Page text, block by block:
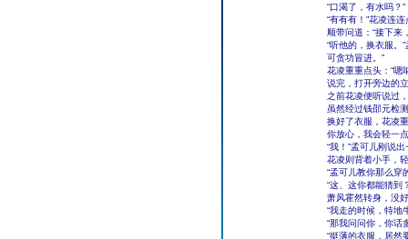
“口渴了，有水吗？”
“有有有！”花凌连
顺带问道：“接下来
“听他的，换衣服。
可贪功冒进。”
花凌重重点头：“嗯
说完，打开旁边的
之前花凌便听说过
虽然经过钱邵元检
换好了衣服，花凌
你放心，我会轻一
“我！”孟可儿刚说
花凌则背着小手，
“孟可儿教你那么穿
“这、这你都能猜到
萧风霍然转身，没
“我走的时候，特地
“那我问问你，你话
“挺薄的衣服，居然